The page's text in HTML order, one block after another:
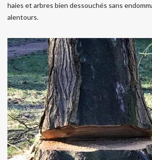
haies et arbres bien dessouchés sans
alentours.